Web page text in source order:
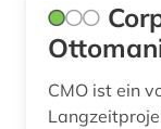
CMO ist ein